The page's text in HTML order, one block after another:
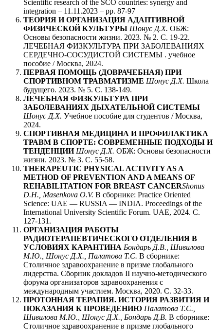
Scientific research of the SCO countries: synergy and
integration – 11.11.2023 – pp. 87-97
ТЕОРИЯ И ОРГАНИЗАЦИЯ АДАПТИВНОЙ
ФИЗИЧЕСКОЙ КУЛЬТУРЫ Шонус Д.Х. ОБЖ:
Основы безопасности жизни. 2023. № 2. С. 19-22.
ЛЕЧЕБНАЯ ФИЗКУЛЬТУРА ПРИ ЗАБОЛЕВАНИЯХ
СЕРДЕЧНО-СОСУДИСТОЙ СИСТЕМЫ . учебное
пособие / Москва, 2024.
ПЕРВАЯ ПОМОЩЬ (ДОВРАЧЕБНАЯ) ПРИ
СПОРТИВНОМ ТРАВМАТИЗМЕ Шонус Д.Х. Школа
будущего. 2023. № 5. С. 138-149.
ЛЕЧЕБНАЯ ФИЗКУЛЬТУРА ПРИ
ЗАБОЛЕВАНИЯХ ДЫХАТЕЛЬНОЙ СИСТЕМЫ
Шонус Д.Х. Учебное пособие для студентов / Москва,
2024.
СПОРТИВНАЯ МЕДИЦИНА И ПРОФИЛАКТИКА
ТРАВМ В СПОРТЕ: СОВРЕМЕННЫЕ ПОДХОДЫ И
ТЕНДЕНЦИИ Шонус Д.Х. ОБЖ: Основы безопасности
жизни. 2023. № 3. С. 55-58.
THERAPEUTIC PHYSICAL ACTIVITY AS A
METHOD OF PREVENTION AND A MEANS OF
REHABILITATION FOR BREAST CANCERShonus
D.H., Masenkova O.V. В сборнике: Practice Oriented
Science: UAE — RUSSIA — INDIA. Proceedings of the
International University Scientific Forum. UAE, 2024. С.
127-131.
ОРГАНИЗАЦИЯ РАБОТЫ
РАДИОТЕРАПЕВТИЧЕСКОГО ОТДЕЛЕНИЯ В
УСЛОВИЯХ КАРАНТИНА Бондарь Д.В., Шивилова
М.Ю., Шонус Д.Х., Палатова Т.С. В сборнике:
Столичное здравоохранение в призме глобального
лидерства. Сборник докладов II научно-методического
форума организаторов здравоохранения с
международным участием. Москва, 2020. С. 32-33.
ПРОТОННАЯ ТЕРАПИЯ. ИСТОРИЯ РАЗВИТИЯ И
ПОКАЗАНИЯ К ПРОВЕДЕНИЮ Палатова Т.С.,
Шивилова М.Ю., Шонус Д.Х., Бондарь Д.В. В сборнике:
Столичное здравоохранение в призме глобального